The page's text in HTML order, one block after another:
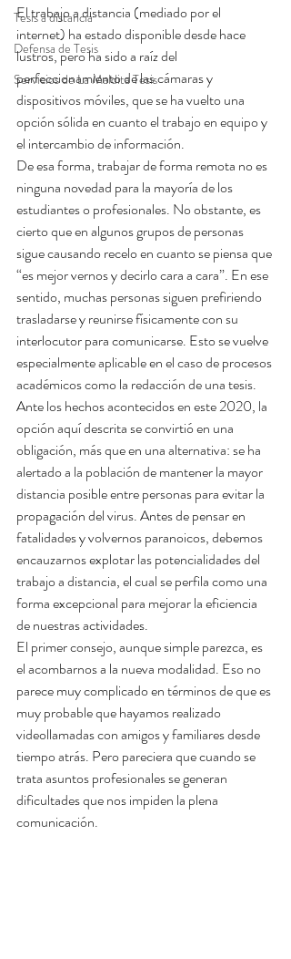
Tesis a distancia
Defensa de Tesis
Servicios de La Maldita Tesis
El trabajo a distancia (mediado por el
internet) ha estado disponible desde hace
lustros, pero ha sido a raíz del
perfeccionamiento de las cámaras y
dispositivos móviles, que se ha vuelto una
opción sólida en cuanto el trabajo en equipo y
el intercambio de información.
De esa forma, trabajar de forma remota no es
ninguna novedad para la mayoría de los
estudiantes o profesionales. No obstante, es
cierto que en algunos grupos de personas
sigue causando recelo en cuanto se piensa que
“es mejor vernos y decirlo cara a cara”. En ese
sentido, muchas personas siguen prefiriendo
trasladarse y reunirse físicamente con su
interlocutor para comunicarse. Esto se vuelve
especialmente aplicable en el caso de procesos
académicos como la redacción de una tesis.
Ante los hechos acontecidos en este 2020, la
opción aquí descrita se convirtió en una
obligación, más que en una alternativa: se ha
alertado a la población de mantener la mayor
distancia posible entre personas para evitar la
propagación del virus. Antes de pensar en
fatalidades y volvernos paranoicos, debemos
encauzarnos explotar las potencialidades del
trabajo a distancia, el cual se perfila como una
forma excepcional para mejorar la eficiencia
de nuestras actividades.
El primer consejo, aunque simple parezca, es
el acombarnos a la nueva modalidad. Eso no
parece muy complicado en términos de que es
muy probable que hayamos realizado
videollamadas con amigos y familiares desde
tiempo atrás. Pero pareciera que cuando se
trata asuntos profesionales se generan
dificultades que nos impiden la plena
comunicación.